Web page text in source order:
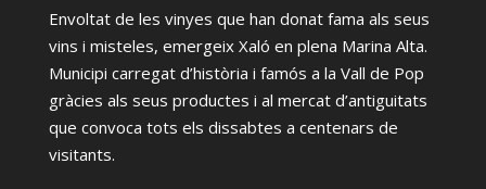
Envoltat de les vinyes que han donat fama als seus
vins i misteles, emergeix Xaló en plena Marina Alta.
Municipi carregat d’història i famós a la Vall de Pop
gràcies als seus productes i al mercat d’antiguitats
que convoca tots els dissabtes a centenars de
visitants.